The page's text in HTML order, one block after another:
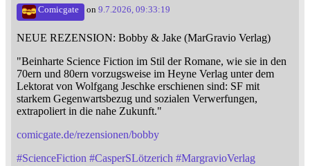
Comicgate on 9.7.2026, 09:33:19
NEUE REZENSION: Bobby & Jake (MarGravio Verlag)
"Beinharte Science Fiction im Stil der Romane, wie sie in den
70ern und 80ern vorzugsweise im Heyne Verlag unter dem
Lektorat von Wolfgang Jeschke erschienen sind: SF mit
starkem Gegenwartsbezug und sozialen Verwerfungen,
extrapoliert in die nahe Zukunft."
comicgate.de/rezensionen/bobby
#ScienceFiction #CasperSLötzerich #MargravioVerlag